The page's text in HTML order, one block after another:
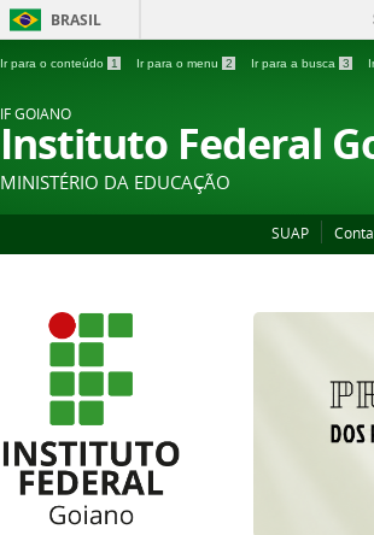
BRASIL
Ir para o conteúdo 1 Ir para o menu 2 Ir para a busca 3
IF GOIANO
Instituto Federal
MINISTÉRIO DA EDUCAÇÃO
SUAP